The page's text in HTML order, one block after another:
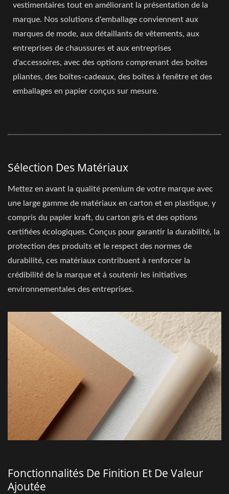
vestimentaires tout en améliorant la présentation de la
marque. Nos solutions d'emballage conviennent aux
marques de mode, aux détaillants de vêtements, aux
entreprises de chaussures et aux entreprises
d'accessoires, avec des options comprenant des boîtes
pliantes, des boîtes-cadeaux, des boîtes à fenêtre et des
emballages en papier conçus sur mesure.
Sélection Des Matériaux
Mettez en avant la qualité premium de votre marque avec
une large gamme de matériaux en carton et en plastique, y
compris du papier kraft, du carton gris et des options
certifiées écologiques. Conçus pour garantir la durabilité, la
protection des produits et le respect des normes de
durabilité, ces matériaux contribuent à renforcer la
crédibilité de la marque et à soutenir les initiatives
environnementales des entreprises.
Fonctionnalités De Finition Et De Valeur
Ajoutée